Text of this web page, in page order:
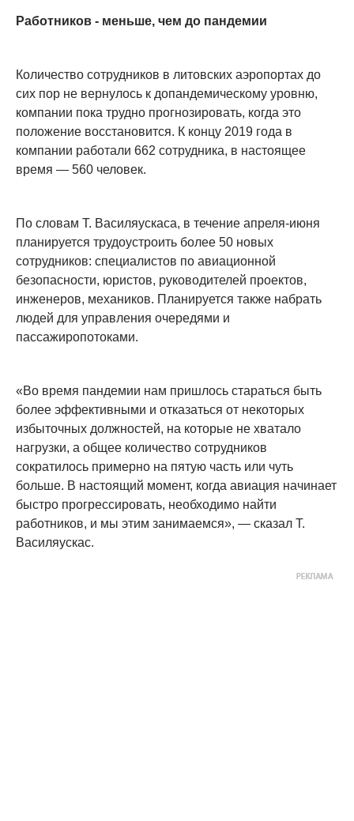
Работников - меньше, чем до пандемии
Количество сотрудников в литовских аэропортах до
сих пор не вернулось к допандемическому уровню,
компании пока трудно прогнозировать, когда это
положение восстановится. К концу 2019 года в
компании работали 662 сотрудника, в настоящее
время — 560 человек.
По словам Т. Василяускаса, в течение апреля-июня
планируется трудоустроить более 50 новых
сотрудников: специалистов по авиационной
безопасности, юристов, руководителей проектов,
инженеров, механиков. Планируется также набрать
людей для управления очередями и
пассажиропотоками.
«Во время пандемии нам пришлось стараться быть
более эффективными и отказаться от некоторых
избыточных должностей, на которые не хватало
нагрузки, а общее количество сотрудников
сократилось примерно на пятую часть или чуть
больше. В настоящий момент, когда авиация начинает
быстро прогрессировать, необходимо найти
работников, и мы этим занимаемся», — сказал Т.
Василяускас.